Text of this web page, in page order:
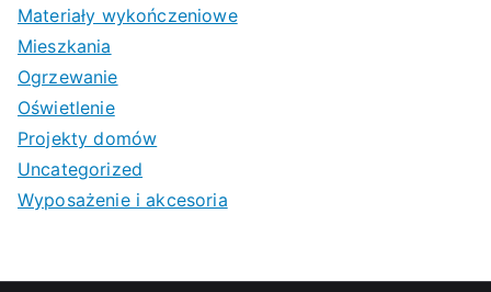
Materiały wykończeniowe
Mieszkania
Ogrzewanie
Oświetlenie
Projekty domów
Uncategorized
Wyposażenie i akcesoria